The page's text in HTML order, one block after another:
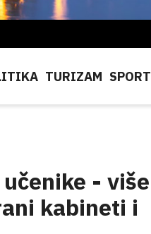
TURIZAM SPORT
- više
kabineti i